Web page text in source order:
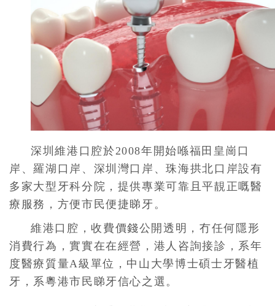
深圳維港口腔於2008年開始喺福田皇崗口
岸、羅湖口岸、深圳灣口岸、珠海拱北口岸設有
多家大型牙科分院，提供專業可靠且平靚正嘅醫
療服務，方便市民便捷睇牙。
維港口腔，收費價錢公開透明，冇任何隱形
消費行為，實實在在經營，港人咨詢接診，系年
度醫療質量A級單位，中山大學博士碩士牙醫植
牙，系粵港市民睇牙信心之選。